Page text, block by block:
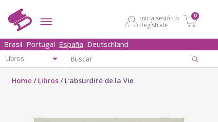
Inicia sesión o
Regístrate
0
Brasil Portugal España Deutschland
Home / Libros / L'absurdité de la Vie